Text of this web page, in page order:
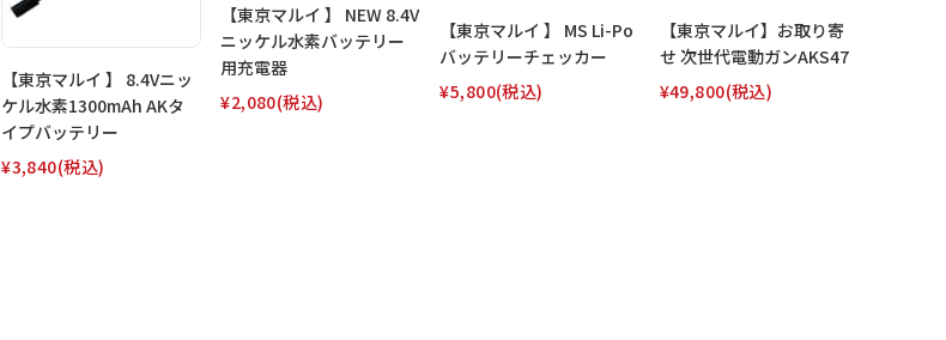
【東京マルイ 】 8.4Vニッ
ケル水素1300mAh AKタ
イプバッテリー
¥3,840(税込)
【東京マルイ 】 NEW 8.4V
ニッケル水素バッテリー
用充電器
¥2,080(税込)
【東京マルイ 】 MS Li-Po
バッテリーチェッカー
¥5,800(税込)
【東京マルイ】お取り寄
せ 次世代電動ガンAKS47
¥49,800(税込)